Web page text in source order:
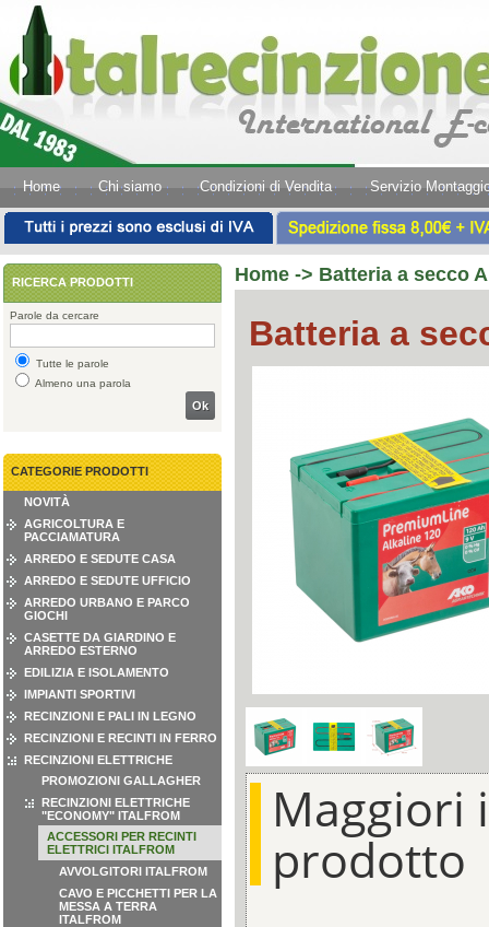
Home Chi siamo Condizioni di Vendita Servizio
RICERCA PRODOTTI
Parole da cercare
Tutte le parole
Almeno una parola
Ok
CATEGORIE PRODOTTI
NOVITÀ
AGRICOLTURA E
PACCIAMATURA
ARREDO E SEDUTE CASA
ARREDO E SEDUTE UFFICIO
ARREDO URBANO E PARCO
GIOCHI
CASETTE DA GIARDINO E
ARREDO ESTERNO
EDILIZIA E ISOLAMENTO
IMPIANTI SPORTIVI
RECINZIONI E PALI IN LEGNO
RECINZIONI E RECINTI IN FERRO
RECINZIONI ELETTRICHE
PROMOZIONI GALLAGHER
RECINZIONI ELETTRICHE
"ECONOMY" ITALFROM
ACCESSORI PER RECINTI
ELETTRICI ITALFROM
AVVOLGITORI ITALFROM
CAVO E PICCHETTI PER LA
MESSA A TERRA
ITALFROM
Home -> Batteria a secco
Batteria a
Maggiori
prodotto